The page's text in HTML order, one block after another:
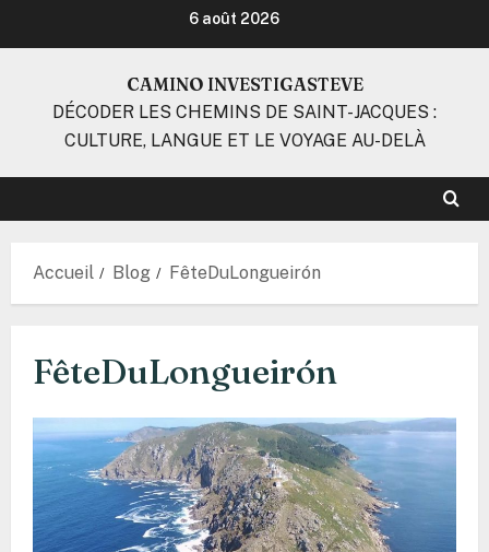
6 août 2026
CAMINO INVESTIGASTEVE
DÉCODER LES CHEMINS DE SAINT-JACQUES :
CULTURE, LANGUE ET LE VOYAGE AU-DELÀ
Accueil Blog FêteDuLongueirón
FêteDuLongueirón